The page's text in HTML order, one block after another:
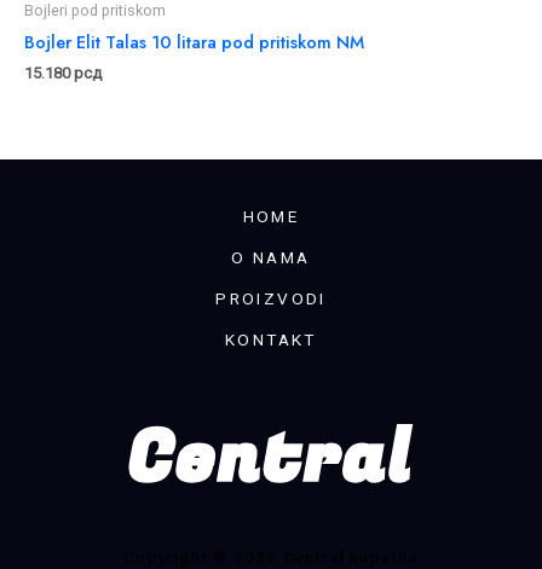
Bojleri pod pritiskom
Bojler Elit Talas 10 litara pod pritiskom NM
15.180рсд
HOME
O NAMA
PROIZVODI
KONTAKT